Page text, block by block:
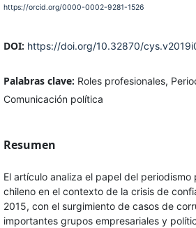
https://orcid.org/0000-0002-9281-1526
DOI: https://doi.org/10.32870/
Palabras clave: Roles profesionales,
Comunicación política
Resumen
El artículo analiza el papel del
chileno en el contexto de la crisis de
2015, con el surgimiento de casos de
importantes grupos empresariales y